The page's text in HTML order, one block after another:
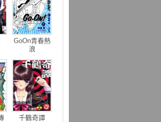
GoOn青春熱
浪
千鶴奇譚